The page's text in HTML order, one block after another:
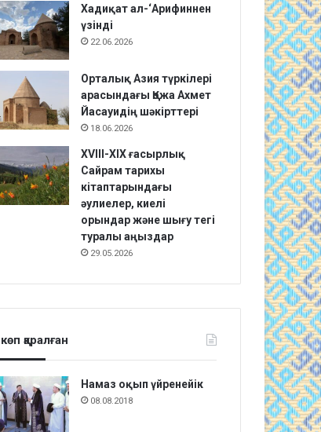
Хадиқат aл-‘Арифиннен
үзінді
22.06.2026
Орталық Азия түркілері
арасындағы Қожа Ахмет
Йасауидің шәкірттері
18.06.2026
XVIII-XIX ғасырлық
Сайрам тарихы
кітаптарындағы
әулиелер, киелі
орындар және шығу тегі
туралы аңыздар
29.05.2026
қаралған
Намаз оқып үйренейік
08.08.2018